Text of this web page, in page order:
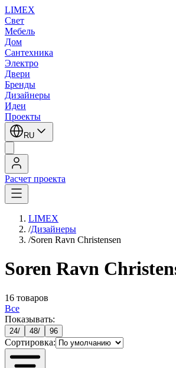
LIMEX
Свет
Мебель
Дом
Сантехника
Электро
Двери
Бренды
Дизайнеры
Идеи
Проекты
RU
Расчет проекта
LIMEX
/Дизайнеры
/Soren Ravn Christensen
Soren Ravn
16 товаров
Все
Показывать:
24/ 48/ 96
Сортировка: